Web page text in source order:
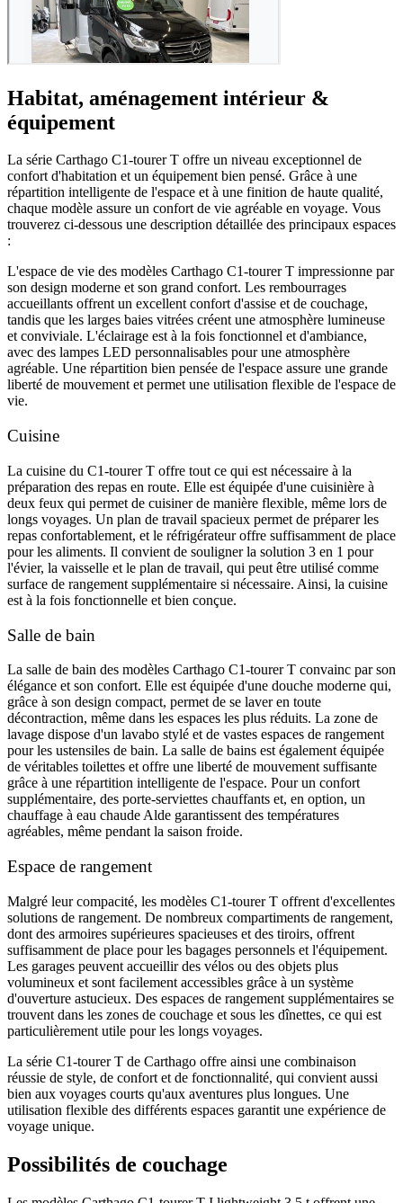
Habitat, aménagement intérieur &
équipement
La série Carthago C1-tourer T offre un niveau exceptionnel de
confort d'habitation et un équipement bien pensé. Grâce à une
répartition intelligente de l'espace et à une finition de haute qualité,
chaque modèle assure un confort de vie agréable en voyage. Vous
trouverez ci-dessous une description détaillée des principaux espaces
:
L'espace de vie des modèles Carthago C1-tourer T impressionne par
son design moderne et son grand confort. Les rembourrages
accueillants offrent un excellent confort d'assise et de couchage,
tandis que les larges baies vitrées créent une atmosphère lumineuse
et conviviale. L'éclairage est à la fois fonctionnel et d'ambiance,
avec des lampes LED personnalisables pour une atmosphère
agréable. Une répartition bien pensée de l'espace assure une grande
liberté de mouvement et permet une utilisation flexible de l'espace de
vie.
Cuisine
La cuisine du C1-tourer T offre tout ce qui est nécessaire à la
préparation des repas en route. Elle est équipée d'une cuisinière à
deux feux qui permet de cuisiner de manière flexible, même lors de
longs voyages. Un plan de travail spacieux permet de préparer les
repas confortablement, et le réfrigérateur offre suffisamment de place
pour les aliments. Il convient de souligner la solution 3 en 1 pour
l'évier, la vaisselle et le plan de travail, qui peut être utilisé comme
surface de rangement supplémentaire si nécessaire. Ainsi, la cuisine
est à la fois fonctionnelle et bien conçue.
Salle de bain
La salle de bain des modèles Carthago C1-tourer T convainc par son
élégance et son confort. Elle est équipée d'une douche moderne qui,
grâce à son design compact, permet de se laver en toute
décontraction, même dans les espaces les plus réduits. La zone de
lavage dispose d'un lavabo stylé et de vastes espaces de rangement
pour les ustensiles de bain. La salle de bains est également équipée
de véritables toilettes et offre une liberté de mouvement suffisante
grâce à une répartition intelligente de l'espace. Pour un confort
supplémentaire, des porte-serviettes chauffants et, en option, un
chauffage à eau chaude Alde garantissent des températures
agréables, même pendant la saison froide.
Espace de rangement
Malgré leur compacité, les modèles C1-tourer T offrent d'excellentes
solutions de rangement. De nombreux compartiments de rangement,
dont des armoires supérieures spacieuses et des tiroirs, offrent
suffisamment de place pour les bagages personnels et l'équipement.
Les garages peuvent accueillir des vélos ou des objets plus
volumineux et sont facilement accessibles grâce à un système
d'ouverture astucieux. Des espaces de rangement supplémentaires se
trouvent dans les zones de couchage et sous les dînettes, ce qui est
particulièrement utile pour les longs voyages.
La série C1-tourer T de Carthago offre ainsi une combinaison
réussie de style, de confort et de fonctionnalité, qui convient aussi
bien aux voyages courts qu'aux aventures plus longues. Une
utilisation flexible des différents espaces garantit une expérience de
voyage unique.
Possibilités de couchage